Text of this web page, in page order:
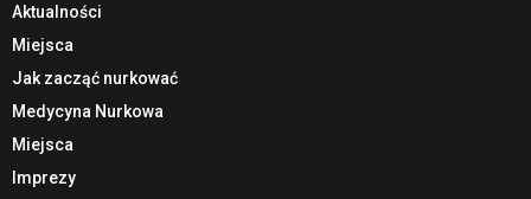
Aktualności
Miejsca
Jak zacząć nurkować
Medycyna Nurkowa
Miejsca
Imprezy